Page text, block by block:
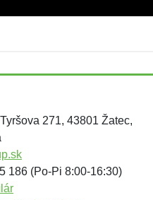
271, 43801 Žatec,
186 (Po-Pi 8:00-16:30)